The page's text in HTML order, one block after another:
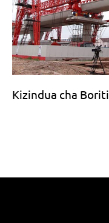
Kizindua cha Boriti